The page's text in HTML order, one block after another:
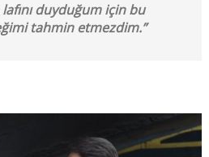
duyduğum için bu
tahmin etmezdim.”